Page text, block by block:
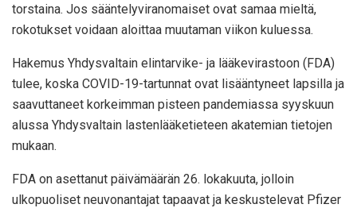
torstaina. Jos sääntelyviranomaiset ovat samaa mieltä,
rokotukset voidaan aloittaa muutaman viikon kuluessa.
Hakemus Yhdysvaltain elintarvike- ja lääkevirastoon (FDA)
tulee, koska COVID-19-tartunnat ovat lisääntyneet lapsilla ja
saavuttaneet korkeimman pisteen pandemiassa syyskuun
alussa Yhdysvaltain lastenlääketieteen akatemian tietojen
mukaan.
FDA on asettanut päivämäärän 26. lokakuuta, jolloin
ulkopuoliset neuvonantajat tapaavat ja keskustelevat Pfizer